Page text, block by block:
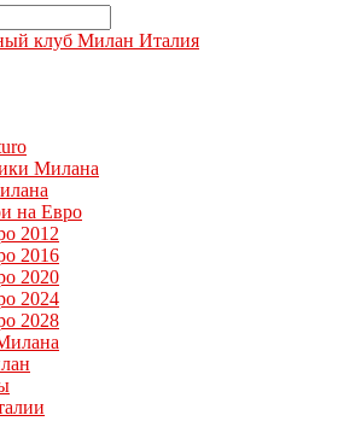
клуб Милан Италия
Милана
на Евро
2012
2016
2020
2024
2028